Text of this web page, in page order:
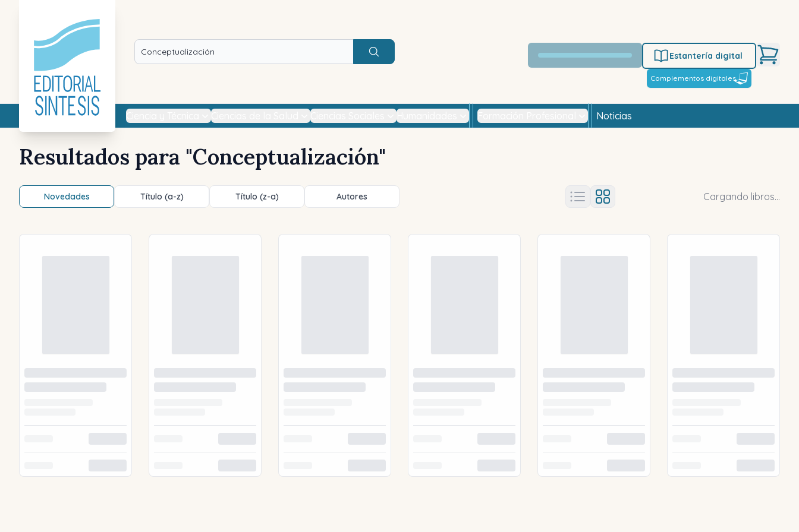
Buscar
Estantería digital
Complementos digitales
Noticias
Resultados para "Conceptualización"
Novedades Título (a-z) Título (z-a) Autores Cargando libros...